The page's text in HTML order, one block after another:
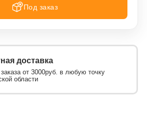
Под заказ
доставка
от 3000руб. в любую точку
области